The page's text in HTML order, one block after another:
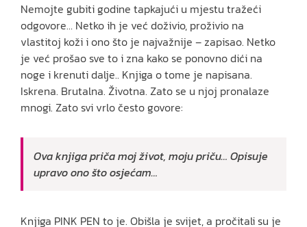
Nemojte gubiti godine tapkajući u mjestu tražeći
odgovore… Netko ih je već doživio, proživio na
vlastitoj koži i ono što je najvažnije – zapisao. Netko
je već prošao sve to i zna kako se ponovno dići na
noge i krenuti dalje.. Knjiga o tome je napisana.
Iskrena. Brutalna. Životna. Zato se u njoj pronalaze
mnogi. Zato svi vrlo često govore:
Ova knjiga priča moj život, moju priču… Opisuje
upravo ono što osjećam…
Knjiga PINK PEN to je. Obišla je svijet, a pročitali su je